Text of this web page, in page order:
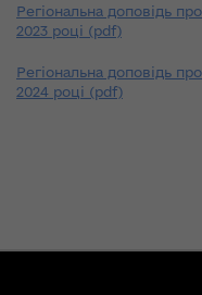
Регіональна доповідь
2023 році (pdf)
Регіональна доповідь
2024 році (pdf)